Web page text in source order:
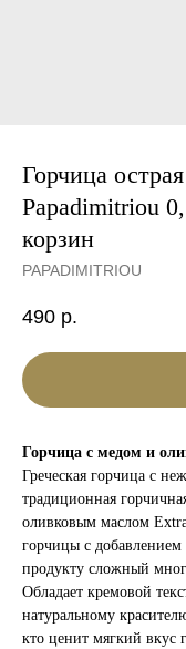
Горчица
Papadimitriou
корзин
PAPADIMITRIOU
490 р.
Горчица с медом и
Греческая горчица с
традиционная
оливковым маслом
горчицы с добавлением
продукту сложный
Обладает кремовой
натуральному
кто ценит мягкий вкус